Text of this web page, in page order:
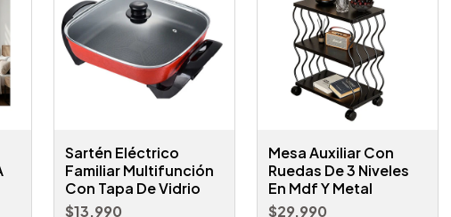
Sartén Eléctrico
Familiar Multifunción
Con Tapa De Vidrio
$13.990
Mesa Auxiliar Con
Ruedas De 3 Niveles
En Mdf Y Metal
$29.990